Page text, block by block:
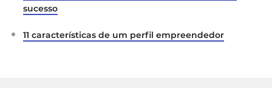
sucesso
11 características de um perfil empreendedor